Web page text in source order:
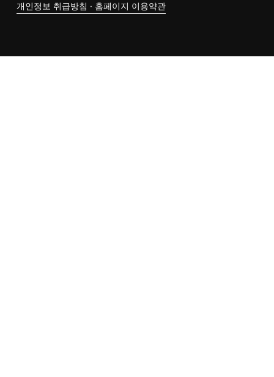
개인정보 취급방침 · 홈페이지 이용약관